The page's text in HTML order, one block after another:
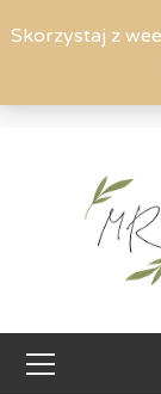
Skorzystaj z